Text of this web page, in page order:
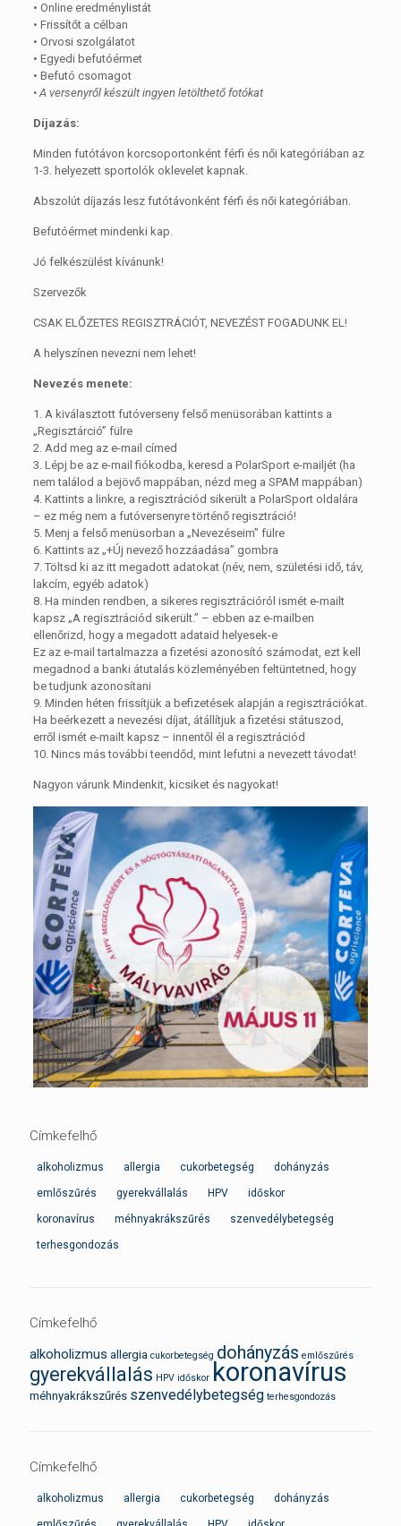
• Online eredménylistát
• Frissítőt a célban
• Orvosi szolgálatot
• Egyedi befutóérmet
• Befutó csomagot
• A versenyről készült ingyen letölthető fotókat
Díjazás:
Minden futótávon korcsoportonként férfi és női kategóriában az
1-3. helyezett sportolók oklevelet kapnak.
Abszolút díjazás lesz futótávonként férfi és női kategóriában.
Befutóérmet mindenki kap.
Jó felkészülést kívánunk!
Szervezők
CSAK ELŐZETES REGISZTRÁCIÓT, NEVEZÉST FOGADUNK EL!
A helyszínen nevezni nem lehet!
Nevezés menete:
1. A kiválasztott futóverseny felső menüsorában kattints a
„Regisztárció” fülre
2. Add meg az e-mail címed
3. Lépj be az e-mail fiókodba, keresd a PolarSport e-mailjét (ha
nem találod a bejövő mappában, nézd meg a SPAM mappában)
4. Kattints a linkre, a regisztrációd sikerült a PolarSport oldalára
– ez még nem a futóversenyre történő regisztráció!
5. Menj a felső menüsorban a „Nevezéseim” fülre
6. Kattints az „+Új nevező hozzáadása” gombra
7. Töltsd ki az itt megadott adatokat (név, nem, születési idő, táv,
lakcím, egyéb adatok)
8. Ha minden rendben, a sikeres regisztrációról ismét e-mailt
kapsz „A regisztrációd sikerült.” – ebben az e-mailben
ellenőrizd, hogy a megadott adataid helyesek-e
Ez az e-mail tartalmazza a fizetési azonosító számodat, ezt kell
megadnod a banki átutalás közleményében feltüntetned, hogy
be tudjunk azonosítani
9. Minden héten frissítjük a befizetések alapján a regisztrációkat.
Ha beérkezett a nevezési díjat, átállítjuk a fizetési státuszod,
erről ismét e-mailt kapsz – innentől él a regisztrációd
10. Nincs más további teendőd, mint lefutni a nevezett távodat!
Nagyon várunk Mindenkit, kicsiket és nagyokat!
Címkefelhő
alkoholizmus allergia cukorbetegség dohányzás
emlőszűrés gyerekvállalás HPV időskor
koronavírus méhnyakrákszűrés szenvedélybetegség
terhesgondozás
Címkefelhő
alkoholizmus allergia cukorbetegség dohányzás emlőszűrés
gyerekvállalás HPV időskor koronavírus
méhnyakrákszűrés szenvedélybetegség terhesgondozás
Címkefelhő
alkoholizmus allergia cukorbetegség dohányzás